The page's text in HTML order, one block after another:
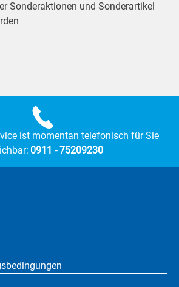
Sonderaktionen und Sonderartikel
ist momentan telefonisch für Sie
0911 - 75209230